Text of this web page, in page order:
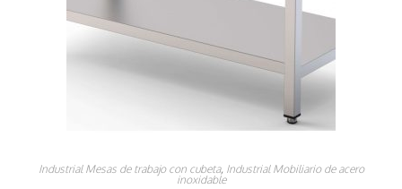
Industrial Mesas de trabajo con cubeta, Industrial Mobiliario de acero
inoxidable